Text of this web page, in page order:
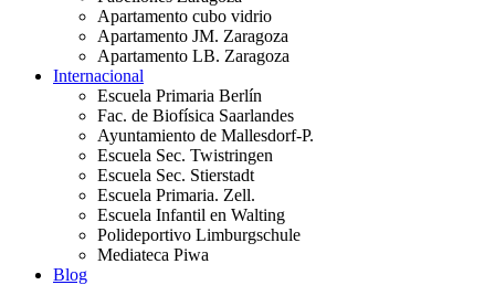
Apartamento cubo vidrio
Apartamento JM. Zaragoza
Apartamento LB. Zaragoza
Internacional
Escuela Primaria Berlín
Fac. de Biofísica Saarlandes
Ayuntamiento de Mallesdorf-P.
Escuela Sec. Twistringen
Escuela Sec. Stierstadt
Escuela Primaria. Zell.
Escuela Infantil en Walting
Polideportivo Limburgschule
Mediateca Piwa
Blog